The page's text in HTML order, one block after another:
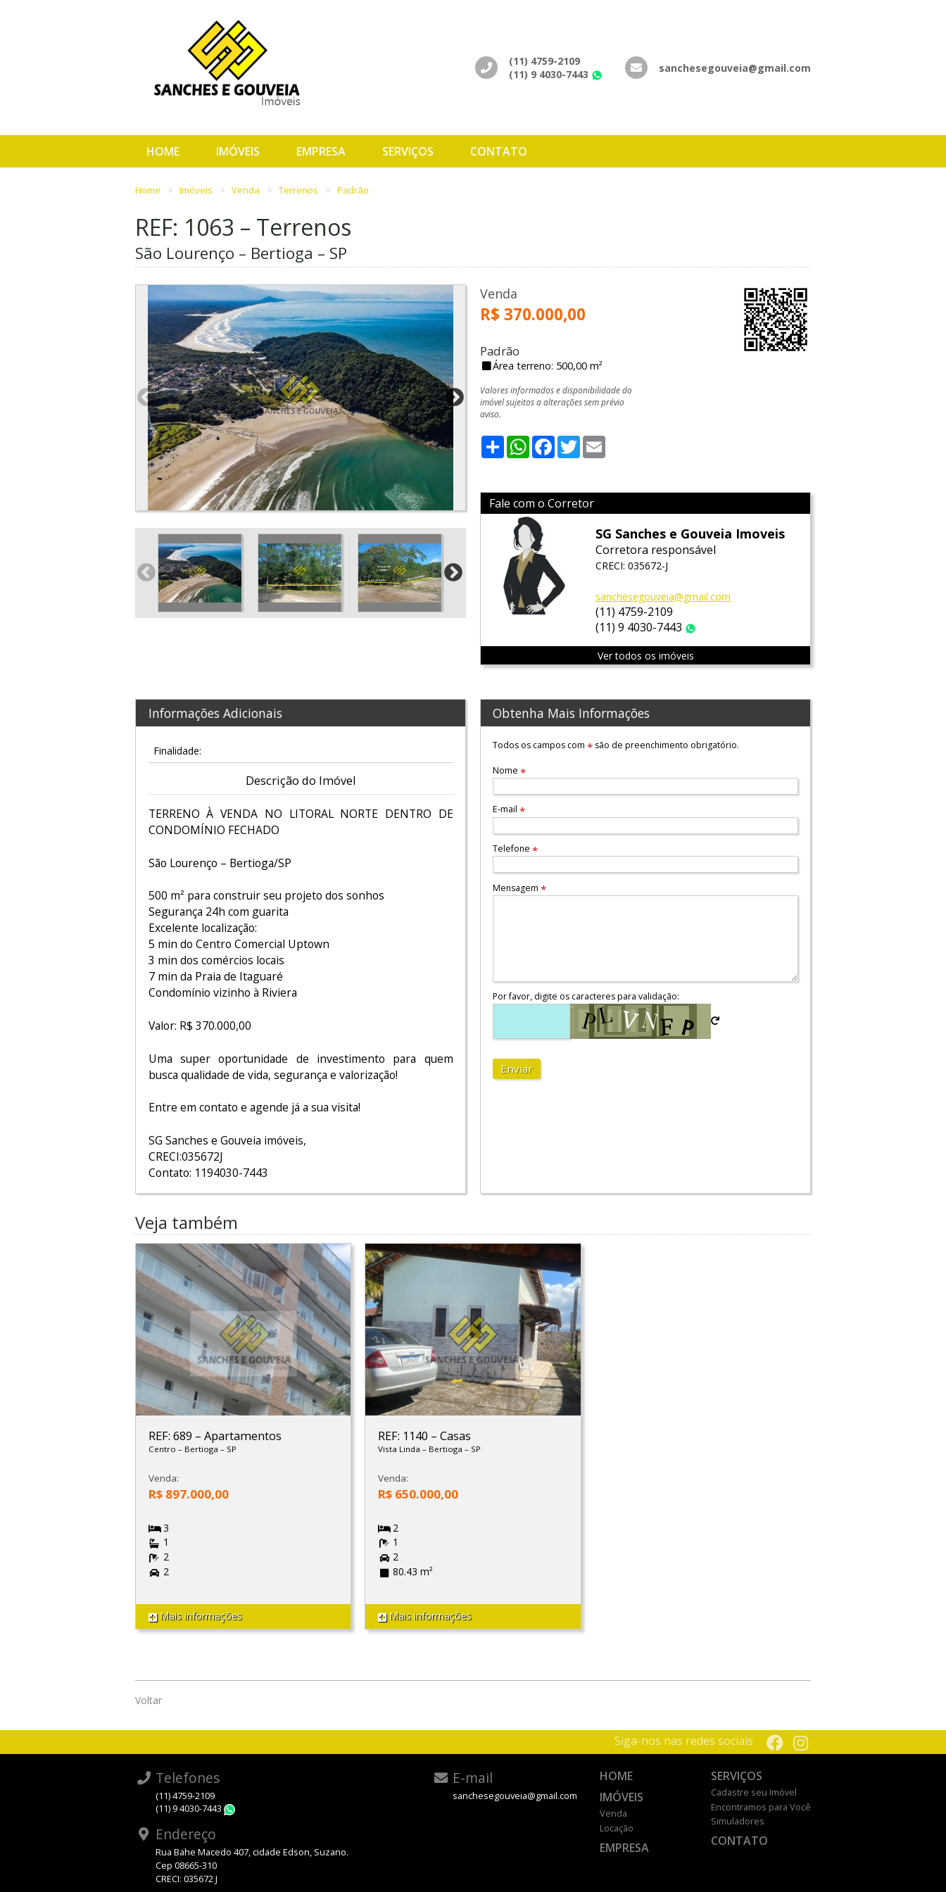
(11) 4759-2109
(11) 9 4030-7443
WhatsApp
sanchesegouveia@gmail.com
HOME IMÓVEIS EMPRESA SERVIÇOS CONTATO
Home Imóveis Venda Terrenos Padrão
REF: 1063 – Terrenos
São Lourenço – Bertioga – SP
Venda
R$ 370.000,00
Padrão
Área terreno: 500,00 m²
Valores informados e disponibilidade do
imóvel sujeitos a alterações sem prévio
aviso.
ShareWhatsApp
Facebook
Twitter
Fale com o Corretor
SG Sanches e Gouveia Imoveis
Corretora responsável
CRECI: 035672-J
sanchesegouveia@gmail.com
(11) 4759-2109
(11) 9 4030-7443
Ver todos os imóveis
Informações Adicionais
Finalidade:
Descrição do Imóvel
TERRENO À VENDA NO LITORAL NORTE DENTRO DE
CONDOMÍNIO FECHADO
São Lourenço – Bertioga/SP
500 m² para construir seu projeto dos sonhos
Segurança 24h com guarita
Excelente localização:
5 min do Centro Comercial Uptown
3 min dos comércios locais
7 min da Praia de Itaguaré
Condomínio vizinho à Riviera
Valor: R$ 370.000,00
Uma super oportunidade de investimento para quem
busca qualidade de vida, segurança e valorização!
Entre em contato e agende já a sua visita!
SG Sanches e Gouveia imóveis,
CRECI:035672J
Contato: 1194030-7443
Obtenha Mais Informações
Todos os campos com* são de preenchimento obrigatório.
Nome*
E-mail*
Telefone*
Mensagem*
Por favor, digite os caracteres para validação:
Enviar
Veja também
REF: 689 – Apartamentos
Centro – Bertioga – SP
Venda:
R$ 897.000,00
3
1
2
2
Mais informações
REF: 1140 – Casas
Vista Linda – Bertioga – SP
Venda:
R$ 650.000,00
2
1
2
80.43 m²
Mais informações
Voltar
Siga-nos nas redes sociais
Telefones
(11) 4759-2109
(11) 9 4030-7443
E-mail
sanchesegouveia@gmail.com
Endereço
Rua Bahe Macedo 407, cidade Edson, Suzano.
Cep 08665-310
CRECI: 035672 J
HOME
IMÓVEIS
Venda
Locação
EMPRESA
SERVIÇOS
Cadastre seu Imóvel
Encontramos para Você
Simuladores
CONTATO